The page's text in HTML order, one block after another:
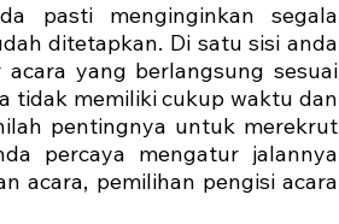
pasti menginginkan segala
ditetapkan. Di satu sisi anda
yang berlangsung sesuai
tidak memiliki cukup waktu dan
pentingnya untuk merekrut
percaya mengatur jalannya
acara, pemilihan pengisi acara